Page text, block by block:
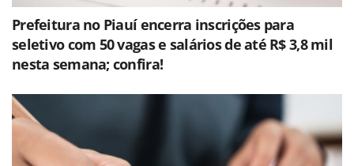
Prefeitura no Piauí encerra inscrições para
seletivo com 50 vagas e salários de até R$ 3,8 mil
nesta semana; confira!